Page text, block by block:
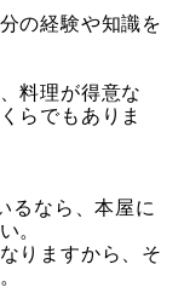
の経験や知識を
料理が得意な
らでもありま
るなら、本屋に
。
りますから、そ